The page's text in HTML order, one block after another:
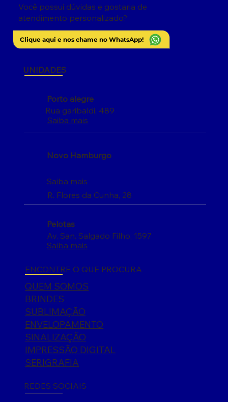
Você possui dúvidas e gostaria de
atendimento personalizado?
Clique aqui e nos chame no WhatsApp!
UNIDADES
Porto alegre
Saiba mais
Rua garibaldi, 489
Novo Hamburgo
R. Flores da Cunha, 28
Saiba mais
Pelotas
Av. San. Salgado Filho, 1597
Saiba mais
ENCONTRE O QUE PROCURA
QUEM SOMOS
BRINDES
SUBLIMAÇÃO
ENVELOPAMENTO
SINALIZAÇÃO
IMPRESSÃO DIGITAL
SERIGRAFIA
REDES SOCIAIS